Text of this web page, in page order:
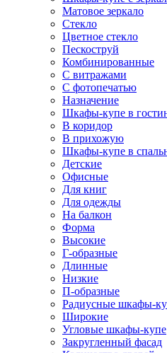
Матовое зеркало
Стекло
Цветное стекло
Пескоструй
Комбинированные
С витражами
С фотопечатью
Назначение
Шкафы-купе в
В коридор
В прихожую
Шкафы-купе в
Детские
Офисные
Для книг
Для одежды
На балкон
Форма
Высокие
Г-образные
Длинные
Низкие
П-образные
Радиусные шкафы-
Широкие
Угловые шкафы-купе
Закругленный фасад